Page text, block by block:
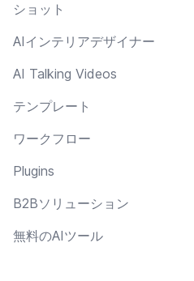
ショット
AIインテリアデザイナー
AI Talking Videos
テンプレート
ワークフロー
Plugins
B2Bソリューション
無料のAIツール